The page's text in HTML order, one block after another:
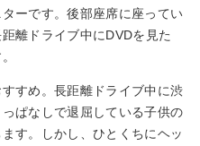
ーです。後部座席に座ってい
離ドライブ中にDVDを見た
すめ。長距離ドライブ中に渋
ぱなしで退屈している子供の
す。しかし、ひとくちにヘッ